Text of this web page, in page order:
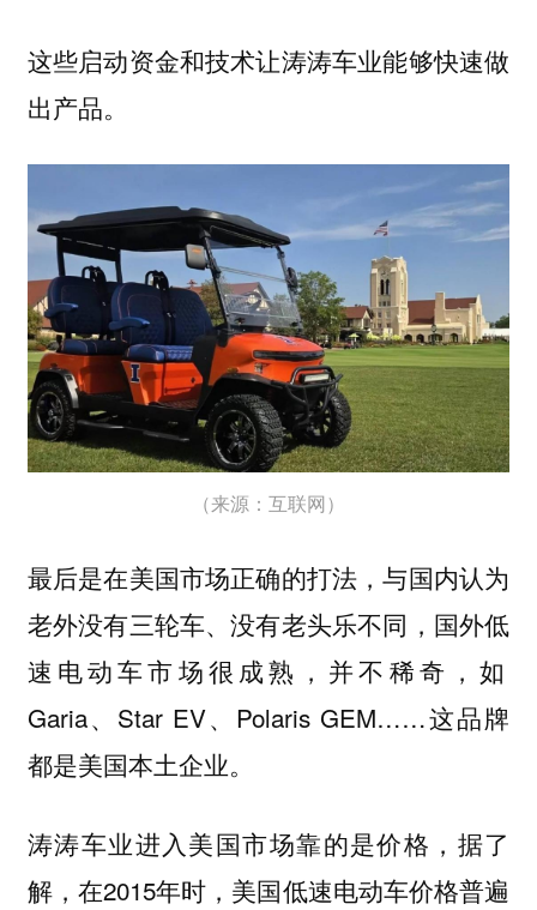
这些启动资金和技术让涛涛车业能够快速做
出产品。
（来源：互联网）
最后是在美国市场正确的打法，与国内认为
老外没有三轮车、没有老头乐不同，国外低
速电动车市场很成熟，并不稀奇，如‌
Garia、Star EV、Polaris GEM……这品牌
都是美国本土企业。
涛涛车业进入美国市场靠的是价格，据了
解，在2015年时，美国低速电动车价格普遍